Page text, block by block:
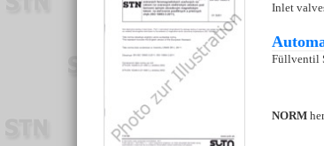
Inlet
Füllventil
NORM